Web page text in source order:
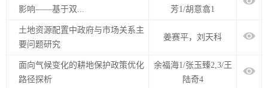
影响——基于双...
芳1/胡意翕1
土地资源配置中政府与市场关系主
要问题研究
姜赛平，刘天科
面向气候变化的耕地保护政策优化
路径探析
余福海1/张玉臻2,3/王
陆奇4